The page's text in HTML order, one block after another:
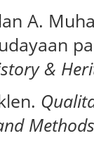
A.
&
Methods